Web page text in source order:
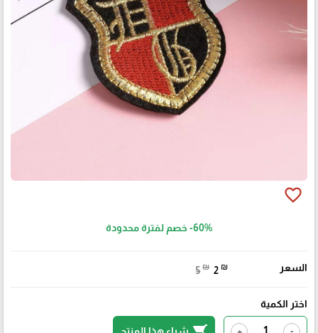
favorite_border
-60% خصم لفترة محدودة
السعر 5 ₪ 2 ₪
اختر الكمية
شراء هذا المنتج